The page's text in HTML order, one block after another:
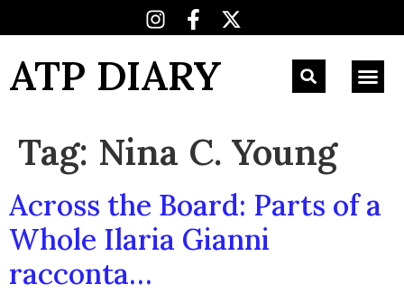
ATP DIARY
Tag: Nina C. Young
Across the Board: Parts of a
Whole Ilaria Gianni
racconta…